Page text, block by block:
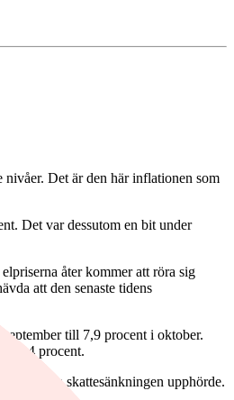
Det är den här inflationen som
Det var dessutom en bit under
åter kommer att röra sig
att den senaste tidens
till 7,9 procent i oktober.
7,4 procent.
tillfälliga skattesänkningen upphörde.